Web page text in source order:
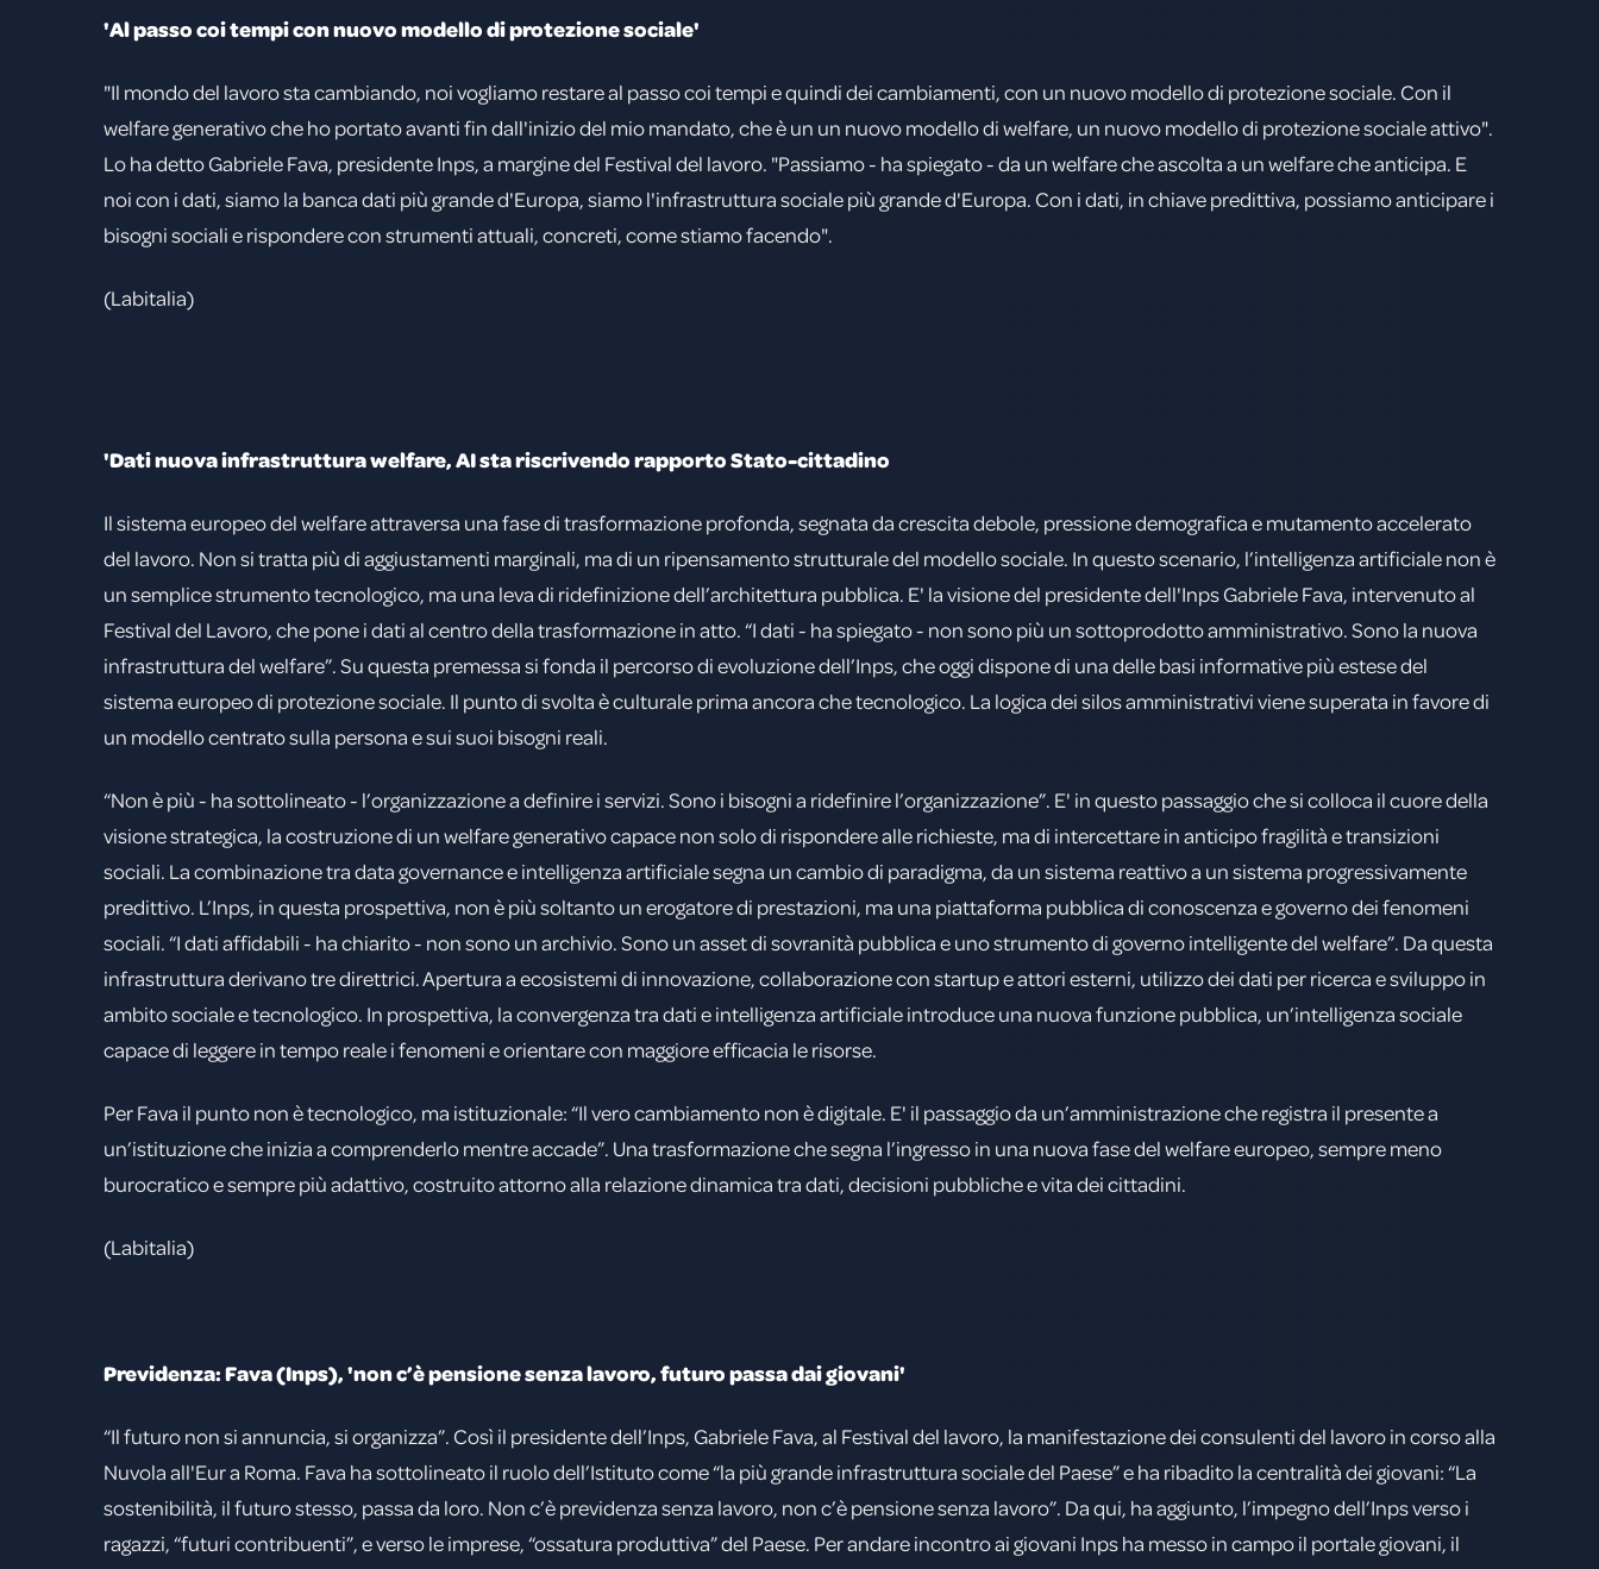
'Al passo coi tempi con nuovo modello di protezione sociale'
"Il mondo del lavoro sta cambiando, noi vogliamo restare al passo coi tempi e quindi dei cambiamenti, con un nuovo modello di protezione sociale. Con il
welfare generativo che ho portato avanti fin dall'inizio del mio mandato, che è un un nuovo modello di welfare, un nuovo modello di protezione sociale attivo".
Lo ha detto Gabriele Fava, presidente Inps, a margine del Festival del lavoro. "Passiamo - ha spiegato - da un welfare che ascolta a un welfare che anticipa. E
noi con i dati, siamo la banca dati più grande d'Europa, siamo l'infrastruttura sociale più grande d'Europa. Con i dati, in chiave predittiva, possiamo anticipare i
bisogni sociali e rispondere con strumenti attuali, concreti, come stiamo facendo".
(Labitalia)
'Dati nuova infrastruttura welfare, AI sta riscrivendo rapporto Stato-cittadino
Il sistema europeo del welfare attraversa una fase di trasformazione profonda, segnata da crescita debole, pressione demografica e mutamento accelerato
del lavoro. Non si tratta più di aggiustamenti marginali, ma di un ripensamento strutturale del modello sociale. In questo scenario, l’intelligenza artificiale non è
un semplice strumento tecnologico, ma una leva di ridefinizione dell’architettura pubblica. E' la visione del presidente dell'Inps Gabriele Fava, intervenuto al
Festival del Lavoro, che pone i dati al centro della trasformazione in atto. “I dati - ha spiegato - non sono più un sottoprodotto amministrativo. Sono la nuova
infrastruttura del welfare”. Su questa premessa si fonda il percorso di evoluzione dell’Inps, che oggi dispone di una delle basi informative più estese del
sistema europeo di protezione sociale. Il punto di svolta è culturale prima ancora che tecnologico. La logica dei silos amministrativi viene superata in favore di
un modello centrato sulla persona e sui suoi bisogni reali.
“Non è più - ha sottolineato - l’organizzazione a definire i servizi. Sono i bisogni a ridefinire l’organizzazione”. E' in questo passaggio che si colloca il cuore della
visione strategica, la costruzione di un welfare generativo capace non solo di rispondere alle richieste, ma di intercettare in anticipo fragilità e transizioni
sociali. La combinazione tra data governance e intelligenza artificiale segna un cambio di paradigma, da un sistema reattivo a un sistema progressivamente
predittivo. L’Inps, in questa prospettiva, non è più soltanto un erogatore di prestazioni, ma una piattaforma pubblica di conoscenza e governo dei fenomeni
sociali. “I dati affidabili - ha chiarito - non sono un archivio. Sono un asset di sovranità pubblica e uno strumento di governo intelligente del welfare”. Da questa
infrastruttura derivano tre direttrici. Apertura a ecosistemi di innovazione, collaborazione con startup e attori esterni, utilizzo dei dati per ricerca e sviluppo in
ambito sociale e tecnologico. In prospettiva, la convergenza tra dati e intelligenza artificiale introduce una nuova funzione pubblica, un’intelligenza sociale
capace di leggere in tempo reale i fenomeni e orientare con maggiore efficacia le risorse.
Per Fava il punto non è tecnologico, ma istituzionale: “Il vero cambiamento non è digitale. E' il passaggio da un’amministrazione che registra il presente a
un’istituzione che inizia a comprenderlo mentre accade”. Una trasformazione che segna l’ingresso in una nuova fase del welfare europeo, sempre meno
burocratico e sempre più adattivo, costruito attorno alla relazione dinamica tra dati, decisioni pubbliche e vita dei cittadini.
(Labitalia)
Previdenza: Fava (Inps), 'non c’è pensione senza lavoro, futuro passa dai giovani'
“Il futuro non si annuncia, si organizza”. Così il presidente dell’Inps, Gabriele Fava, al Festival del lavoro, la manifestazione dei consulenti del lavoro in corso alla
Nuvola all'Eur a Roma. Fava ha sottolineato il ruolo dell’Istituto come “la più grande infrastruttura sociale del Paese” e ha ribadito la centralità dei giovani: “La
sostenibilità, il futuro stesso, passa da loro. Non c’è previdenza senza lavoro, non c’è pensione senza lavoro”. Da qui, ha aggiunto, l’impegno dell’Inps verso i
ragazzi, “futuri contribuenti”, e verso le imprese, “ossatura produttiva” del Paese. Per andare incontro ai giovani Inps ha messo in campo il portale giovani, il